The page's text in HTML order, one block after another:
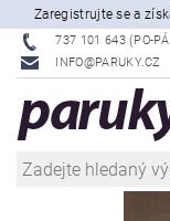
Zaregistrujte se a
737 101 643 (PO-
INFO@PARUKY.CZ